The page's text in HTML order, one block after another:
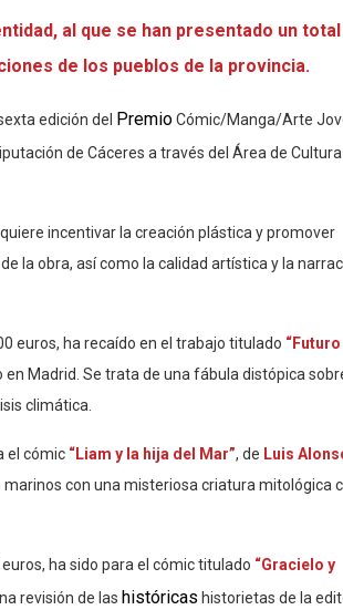
al que se han presentado un total
de los pueblos de la provincia.
edición del PremioCómic/Manga/Arte
de Cáceres a través del Área de
incentivar la creación plástica y promover
la obra, así como la calidad artística y la
euros, ha recaído en el trabajo titulado “Futuro
en Madrid. Se trata de una fábula distópica
climática.
el cómic “Liam y la hija del Mar”, de Luis
con una misteriosa criatura mitológica
ha sido para el cómic titulado “Gracielo y
revisión de las históricas historietas de la